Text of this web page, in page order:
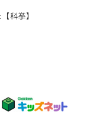
科挙】